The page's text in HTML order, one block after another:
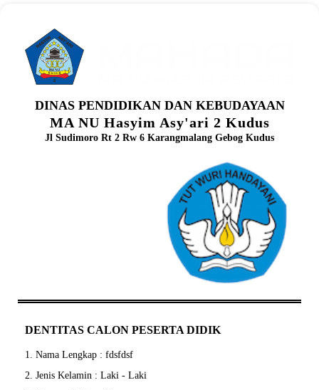
DINAS PENDIDIKAN DAN KEBUDAYAAN
MA NU Hasyim Asy'ari 2 Kudus
Jl Sudimoro Rt 2 Rw 6 Karangmalang Gebog Kudus
DENTITAS CALON PESERTA DIDIK
1. Nama Lengkap : fdsfdsf
2. Jenis Kelamin : Laki - Laki